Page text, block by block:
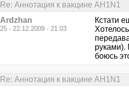
Re: Аннотация к вакцине AH1N1
Ardzhan
25 - 22.12.2009 - 21:03
Кстати
руками).
боюсь
Re: Аннотация к вакцине AH1N1